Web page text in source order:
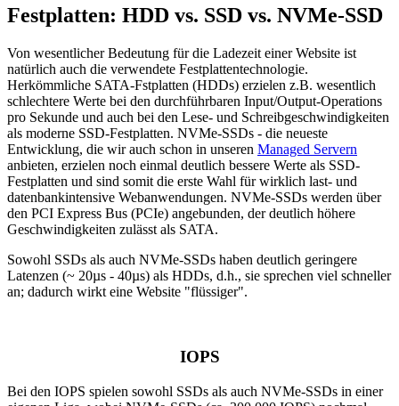
Festplatten: HDD vs. SSD vs. NVMe-SSD
Von wesentlicher Bedeutung für die Ladezeit einer Website ist
natürlich auch die verwendete Festplattentechnologie.
Herkömmliche SATA-Fstplatten (HDDs) erzielen z.B. wesentlich
schlechtere Werte bei den durchführbaren Input/Output-Operations
pro Sekunde und auch bei den Lese- und Schreibgeschwindigkeiten
als moderne SSD-Festplatten. NVMe-SSDs - die neueste
Entwicklung, die wir auch schon in unseren Managed Servern
anbieten, erzielen noch einmal deutlich bessere Werte als SSD-
Festplatten und sind somit die erste Wahl für wirklich last- und
datenbankintensive Webanwendungen. NVMe-SSDs werden über
den PCI Express Bus (PCIe) angebunden, der deutlich höhere
Geschwindigkeiten zulässt als SATA.
Sowohl SSDs als auch NVMe-SSDs haben deutlich geringere
Latenzen (~ 20µs - 40µs) als HDDs, d.h., sie sprechen viel schneller
an; dadurch wirkt eine Website "flüssiger".
IOPS
Bei den IOPS spielen sowohl SSDs als auch NVMe-SSDs in einer